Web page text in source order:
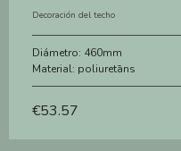
Decoración del techo
Diámetro: 460mm
Material: poliuretāns
€53.57